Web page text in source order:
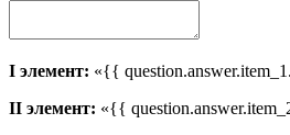
I элемент: «{{
II элемент: «{{